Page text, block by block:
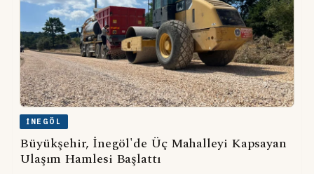
İNEGÖL
Büyükşehir, İnegöl'de Üç Mahalleyi Kapsayan
Ulaşım Hamlesi Başlattı